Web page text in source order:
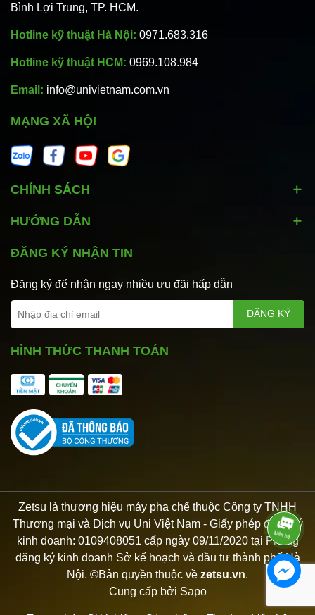
Bình Lợi Trung, TP. HCM.
Hotline kỹ thuật Hà Nội: 0971.683.316
Hotline kỹ thuật HCM: 0969.108.984
Email: info@univietnam.com.vn
MẠNG XÃ HỘI
CHÍNH SÁCH
HƯỚNG DẪN
ĐĂNG KÝ NHẬN TIN
Đăng ký để nhận ngay nhiều ưu đãi hấp dẫn
ĐĂNG KÝ
HÌNH THỨC THANH TOÁN
Zetsu là thương hiệu máy pha chế thuộc Công ty TNHH
Thương mại và Dịch vụ Uni Việt Nam - Giấy phép đăng ký
kinh doanh: 0109408051 cấp ngày 09/11/2020 tại Phòng
đăng ký kinh doanh Sở kế hoạch và đầu tư thành phố Hà
Nội. ©Bản quyền thuộc về zetsu.vn.
Cung cấp bởi Sapo